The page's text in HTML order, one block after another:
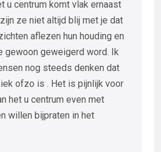
u centrum komt vlak ernaast
ze niet altijd blij met je dat
aflezen hun houding en
gewoon geweigerd word. Ik
nog steeds denken dat
ofzo is . Het is pijnlijk voor
het u centrum even met
willen bijpraten in het